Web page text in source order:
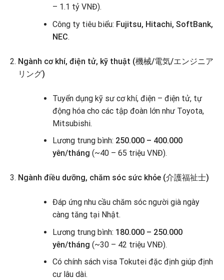
– 1.1 tỷ VNĐ).
Công ty tiêu biểu: Fujitsu, Hitachi, SoftBank,
NEC.
Ngành cơ khí, điện tử, kỹ thuật (機械/電気/エンジニア
リング)
Tuyển dụng kỹ sư cơ khí, điện – điện tử, tự
động hóa cho các tập đoàn lớn như Toyota,
Mitsubishi.
Lương trung bình: 250.000 – 400.000
yên/tháng (~40 – 65 triệu VNĐ).
Ngành điều dưỡng, chăm sóc sức khỏe (介護福祉士)
Đáp ứng nhu cầu chăm sóc người già ngày
càng tăng tại Nhật.
Lương trung bình: 180.000 – 250.000
yên/tháng (~30 – 42 triệu VNĐ).
Có chính sách visa Tokutei đặc định giúp định
cư lâu dài.